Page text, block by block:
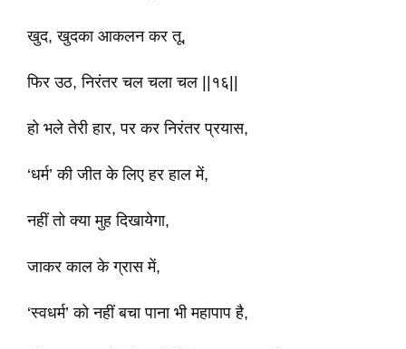
खुद, खुदका आकलन कर तू,
फिर उठ, निरंतर चल चला चल ||१६||
हो भले तेरी हार, पर कर निरंतर प्रयास,
‘धर्म’ की जीत के लिए हर हाल में,
नहीं तो क्या मुह दिखायेगा,
जाकर काल के ग्रास में,
‘स्वधर्म’ को नहीं बचा पाना भी महापाप है,